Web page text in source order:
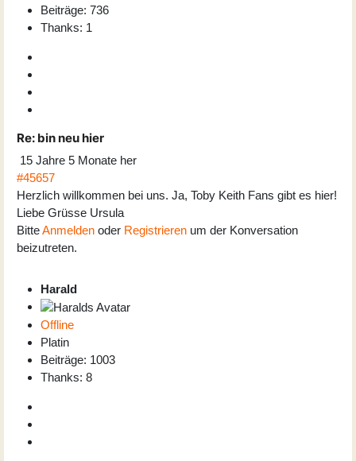
Beiträge: 736
Thanks: 1
Re: bin neu hier
15 Jahre 5 Monate her
#45657
Herzlich willkommen bei uns. Ja, Toby Keith Fans gibt es hier!
Liebe Grüsse Ursula
BitteAnmelden oder Registrieren um der Konversation
beizutreten.
Harald
Offline
Platin
Beiträge: 1003
Thanks: 8